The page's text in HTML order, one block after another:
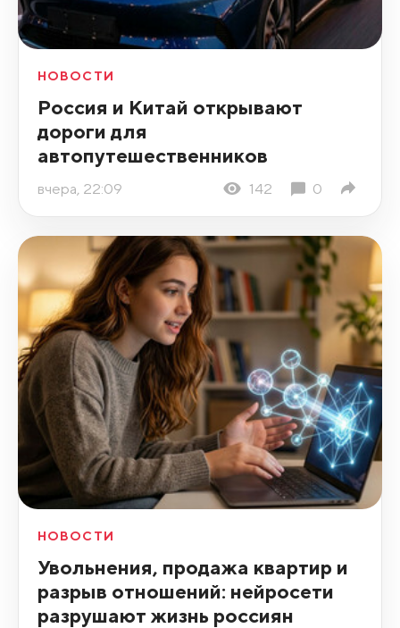
НОВОСТИ
Россия и Китай открывают
дороги для
автопутешественников
вчера, 22:09 142 0
НОВОСТИ
Увольнения, продажа квартир и
разрыв отношений: нейросети
разрушают жизнь россиян